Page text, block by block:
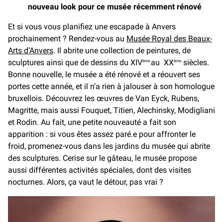
nouveau look pour ce musée récemment rénové
Et si vous vous planifiez une escapade à Anvers
prochainement ? Rendez-vous au Musée Royal des Beaux-
Arts d’Anvers. Il abrite une collection de peintures, de
sculptures ainsi que de dessins du XIVème au XXème siècles.
Bonne nouvelle, le musée a été rénové et a réouvert ses
portes cette année, et il n’a rien à jalouser à son homologue
bruxellois. Découvrez les œuvres de Van Eyck, Rubens,
Magritte, mais aussi Fouquet, Titien, Alechinsky, Modigliani
et Rodin. Au fait, une petite nouveauté a fait son
apparition : si vous êtes assez paré.e pour affronter le
froid, promenez-vous dans les jardins du musée qui abrite
des sculptures. Cerise sur le gâteau, le musée propose
aussi différentes activités spéciales, dont des visites
nocturnes. Alors, ça vaut le détour, pas vrai ?